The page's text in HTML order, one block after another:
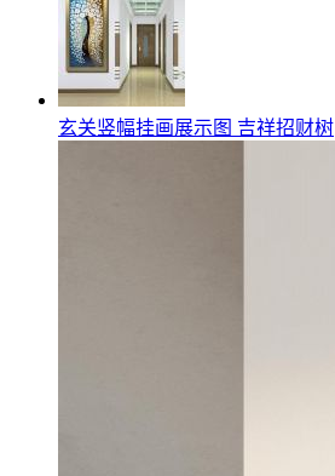
玄关竖幅挂画展示图 吉祥招财树